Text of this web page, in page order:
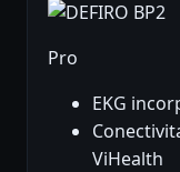
Pro
EKG
ViHealth